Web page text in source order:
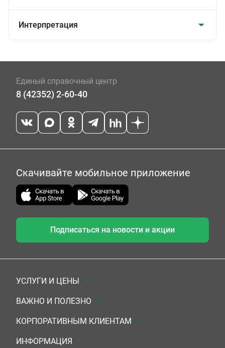
Интерпретация
Единый справочный центр
8 (42352) 2-60-40
Скачивайте мобильное приложение
Подписаться на новости и акции
УСЛУГИ И ЦЕНЫ
Анализы
Комплексы
УЗИ
ВАЖНО И ПОЛЕЗНО
Документы для заключения договора
Система скидок
КОРПОРАТИВНЫМ КЛИЕНТАМ
Медицинским организациям
ИНФОРМАЦИЯ